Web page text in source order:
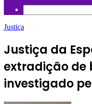
Justiça
Justiça da
extradição de
investigado